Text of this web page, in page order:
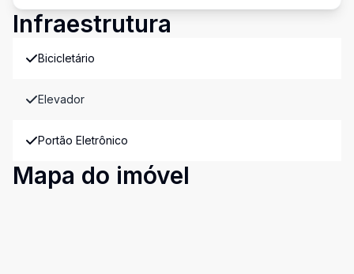
Infraestrutura
Bicicletário
Elevador
Portão Eletrônico
Mapa do imóvel